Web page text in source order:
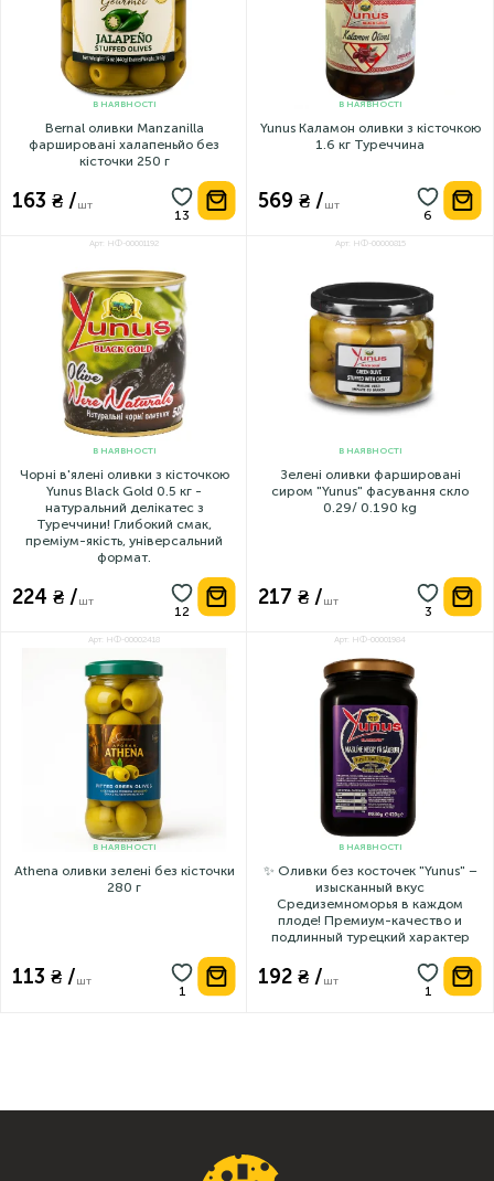
В НАЯВНОСТІ
Bernal оливки Manzanilla
фаршировані халапеньйо без
кісточки 250 г
163 ₴ /шт
В НАЯВНОСТІ
Yunus Каламон оливки з кісточкою
1.6 кг Туреччина
569 ₴ /шт
Арт: НФ-00001192
В НАЯВНОСТІ
Чорні в'ялені оливки з кісточкою
Yunus Black Gold 0.5 кг -
натуральний делікатес з
Туреччини! Глибокий смак,
преміум-якість, універсальний
формат.
224 ₴ /шт
Арт: НФ-00000815
В НАЯВНОСТІ
Зелені оливки фаршировані
сиром "Yunus" фасування скло
0.29/ 0.190 kg
217 ₴ /шт
Арт: НФ-00002418
В НАЯВНОСТІ
Athena оливки зелені без кісточки
280 г
113 ₴ /шт
Арт: НФ-00001984
В НАЯВНОСТІ
✨ Оливки без косточек "Yunus" –
изысканный вкус
Средиземноморья в каждом
плоде! Премиум-качество и
подлинный турецкий характер
192 ₴ /шт